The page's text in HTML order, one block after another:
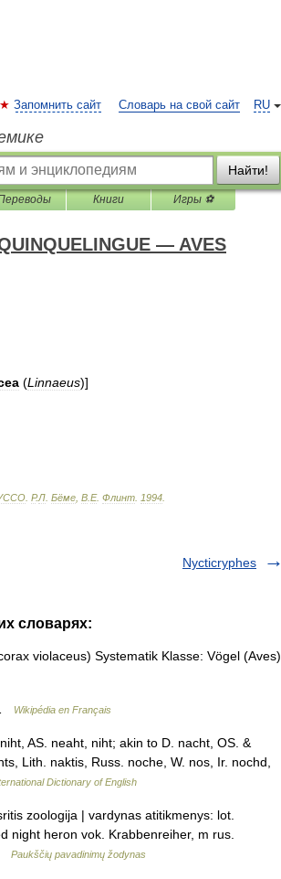
RU
Запомнить сайт Словарь на свой сайт
Найти!
Книги Игры ⚽
— AVES
(Linnaeus)]
Р.Л Бёме В Е. Флинт 1994
Nycticryphes
словарях:
violaceus) Systematik Klasse: Vögel (Aves)
Wikipédia en Français
AS. neaht, niht; akin to D. nacht, OS. &
Lith. naktis, Russ. noche, W. nos, Ir. nochd,
Dictionary of English
zoologija | vardynas atitikmenys: lot.
night heron vok. Krabbenreiher, m rus.
Paukščių pavadinimų žodynas